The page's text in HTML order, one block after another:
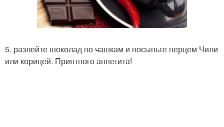
5. разлейте шоколад по чашкам и посыпьте перцем Чили
или корицей. Приятного аппетита!